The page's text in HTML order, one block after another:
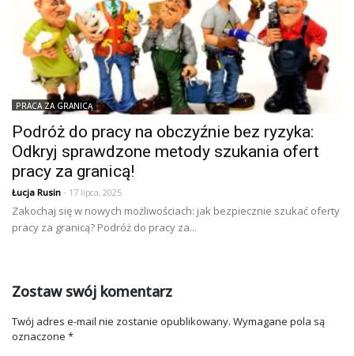
PRACA ZA GRANICĄ
Podróż do pracy na obczyźnie bez ryzyka:
Odkryj sprawdzone metody szukania ofert
pracy za granicą!
Łucja Rusin - 17 lipca, 2025
Zakochaj się w nowych możliwościach: jak bezpiecznie szukać oferty
pracy za granicą? Podróż do pracy za...
Zostaw swój komentarz
Twój adres e-mail nie zostanie opublikowany. Wymagane pola są
oznaczone *